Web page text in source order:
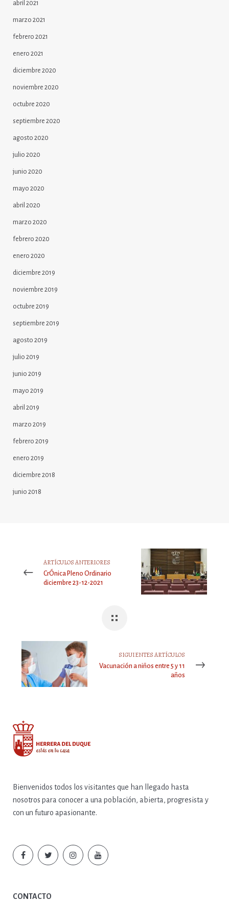
abril 2021
marzo 2021
febrero 2021
enero 2021
diciembre 2020
noviembre 2020
octubre 2020
septiembre 2020
agosto 2020
julio 2020
junio 2020
mayo 2020
abril 2020
marzo 2020
febrero 2020
enero 2020
diciembre 2019
noviembre 2019
octubre 2019
septiembre 2019
agosto 2019
julio 2019
junio 2019
mayo 2019
abril 2019
marzo 2019
febrero 2019
enero 2019
diciembre 2018
junio 2018
ARTÍCULOS ANTERIORES
CrÓnica Pleno Ordinario
diciembre 23-12-2021
SIGUIENTES ARTÍCULOS
Vacunación a niños entre 5 y 11
años
Bienvenidos todos los visitantes que han llegado hasta
nosotros para conocer a una población, abierta, progresista y
con un futuro apasionante.
CONTACTO